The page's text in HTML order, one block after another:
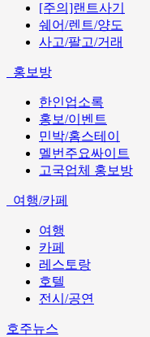
[주의]랜트사기
쉐어/렌트/양도
사고/팔고/거래
홍보방
한인업소록
홍보/이벤트
민박/홈스테이
멜번주요싸이트
고국업체 홍보방
여행/카페
여행
카페
레스토랑
호텔
전시/공연
호주뉴스